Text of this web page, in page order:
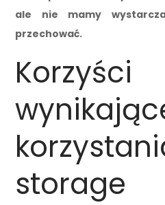
ale nie mamy
przechować.
Korzyści
storage